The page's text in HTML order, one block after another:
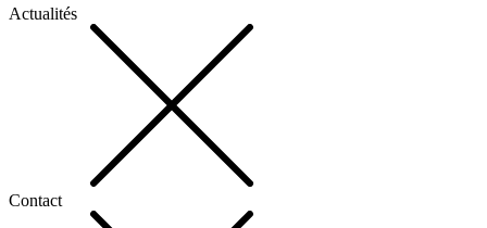
Actualités
Contact